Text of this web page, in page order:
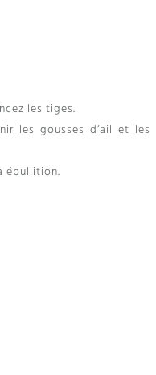
les tiges.
les gousses d’ail et les
ébullition.